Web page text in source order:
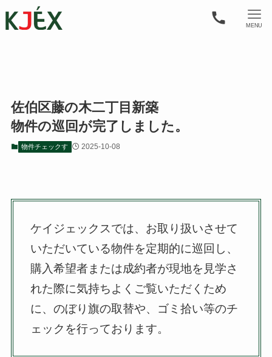
MENU
佐伯区藤の木二丁目新築
物件の巡回が完了しました。
物件チェックす 2025-10-08
ケイジェックスでは、お取り扱いさせて
いただいている物件を定期的に巡回し、
購入希望者または成約者が現地を見学さ
れた際に気持ちよくご覧いただくため
に、のぼり旗の取替や、ゴミ拾い等のチ
ェックを行っております。